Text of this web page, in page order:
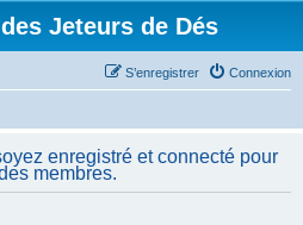
Jeteurs de Dés
Connexion
S’enregistrer
enregistré et connecté pour
membres.